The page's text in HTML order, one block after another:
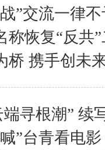
”交流一律
称恢复“反共
桥 携手创未
寻根潮” 续
”台青看电影